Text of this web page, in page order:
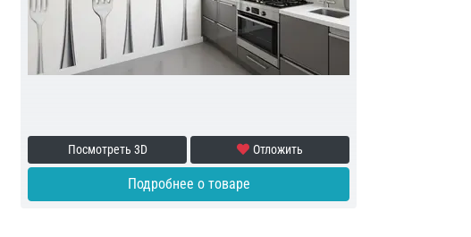
Посмотреть 3D Отложить
Подробнее о товаре